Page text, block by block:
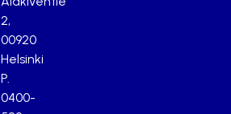
2,
00920
Helsinki
P.
0400-